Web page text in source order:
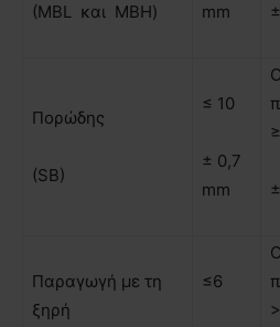
(MBL και ΜΒΗ)
mm
Πορώδης
(SB)
≤ 10
± 0,7
mm
Παραγωγή µε τη
ξηρή
≤6